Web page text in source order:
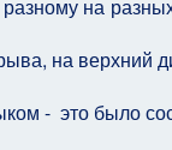
на
на верхний
- это было